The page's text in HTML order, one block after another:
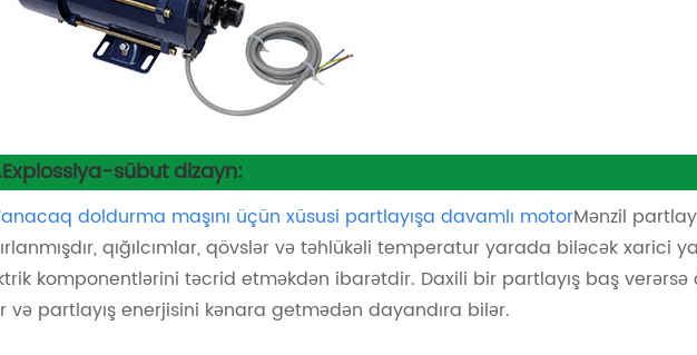
sübut dizayn:
doldurma maşını üçün xüsusi partlayışa davamlı motorMənzil
qığılcımlar, qövslər və təhlükəli temperatur yarada biləcək xarici
komponentlərini təcrid etməkdən ibarətdir. Daxili bir partlayış baş
və partlayış enerjisini kənara getmədən dayandıra bilər.